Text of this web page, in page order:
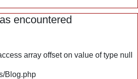
encountered
array offset on value of type null
Blog.php